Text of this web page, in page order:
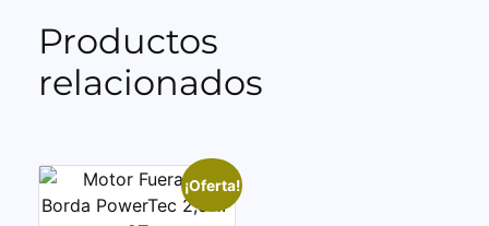
Productos
relacionados
¡Oferta!